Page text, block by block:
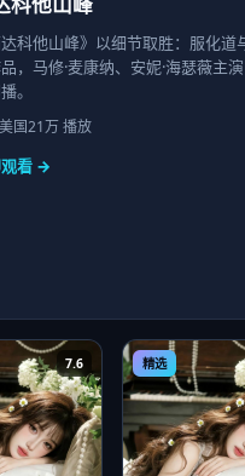
达科他山峰》以细节取胜：服化
，马修·麦康纳、安妮·海瑟薇主
。
美国21万播放
看 →
7.6 精选